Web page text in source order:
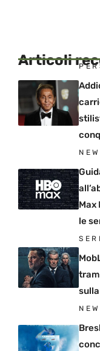
Articoli
Max
le